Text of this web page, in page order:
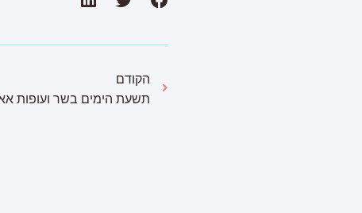
הקודם
תשעת הימים בשר ועופות